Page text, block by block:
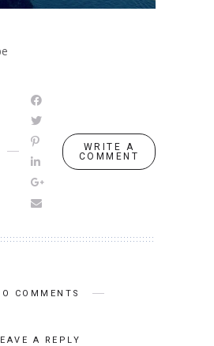
WRITE A
COMMENT
COMMENTS
A REPLY